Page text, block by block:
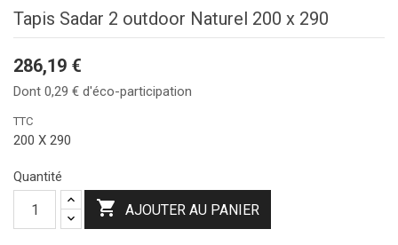
Tapis Sadar 2 outdoor Naturel 200 x 290
286,19 €
Dont 0,29 € d'éco-participation
TTC
200 X 290
Quantité
 AJOUTER AU PANIER